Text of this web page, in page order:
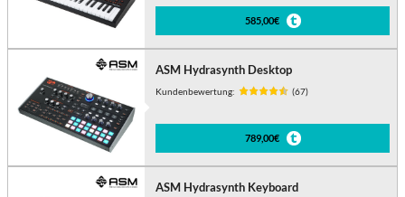
585,00€
ASM Hydrasynth Desktop
Kundenbewertung: (67)
789,00€
ASM Hydrasynth Keyboard